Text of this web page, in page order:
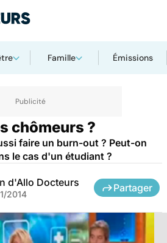
Famille Émissions
il toucher les
chômeurs ?
faire un burn-out ? Peut-on
le cas d'un étudiant ?
d'Allo Docteurs
2014
Partager